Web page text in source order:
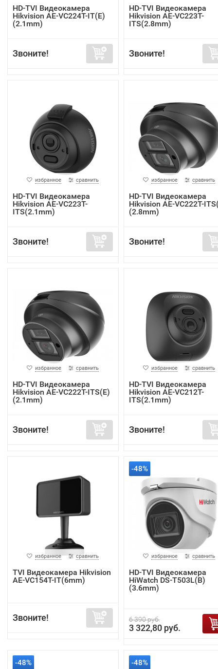
HD-TVI Видеокамера
Hikvision AE-VC224T-IT(E)
(2.1mm)
Звоните!
HD-TVI Видеокамера
Hikvision AE-VC223T-
ITS(2.8mm)
Звоните!
избранное сравнить
HD-TVI Видеокамера
Hikvision AE-VC223T-
ITS(2.1mm)
Звоните!
избранное сравнить
HD-TVI Видеокамера
Hikvision AE-VC222T-
(2.8mm)
Звоните!
избранное сравнить
HD-TVI Видеокамера
Hikvision AE-VC222T-ITS(E)
(2.1mm)
Звоните!
избранное сравнить
HD-TVI Видеокамера
Hikvision AE-VC212T-
ITS(2.1mm)
Звоните!
избранное сравнить
TVI Видеокамера Hikvision
AE-VC154T-IT(6mm)
Звоните!
-48%
избранное сравнить
HD-TVI Видеокамера
HiWatch DS-T503L(B)
(3.6mm)
6 390 руб.
3 322,80 руб.
-48% -48%